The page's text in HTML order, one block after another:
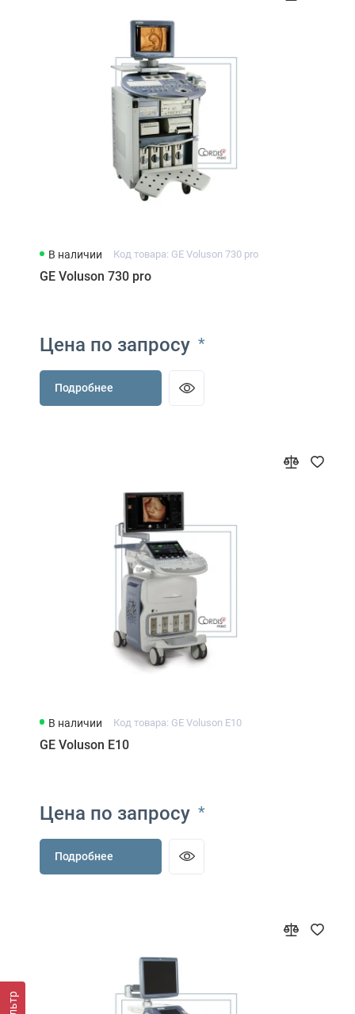
В наличии Код товара: GE Voluson 730 pro
GE Voluson 730 pro
Цена по запросу *
Подробнее
В наличии Код товара: GE Voluson E10
GE Voluson E10
Цена по запросу *
Подробнее